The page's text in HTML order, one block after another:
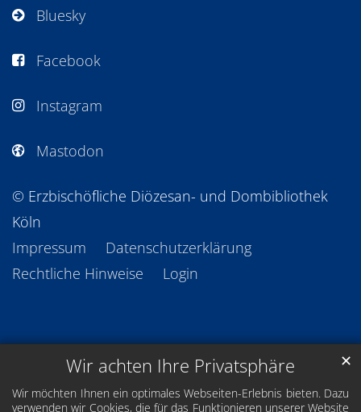
Wir achten Ihre Privatsphäre
Wir möchten Ihnen ein optimales Webseiten-Erlebnis bieten. Dazu
verwenden wir Cookies, die für das Funktionieren unserer Website
✕
Bluesky
Facebook
Instagram
Mastodon
© Erzbischöfliche Diözesan- und Dombibliothek
Köln
Impressum
Datenschutzerklärung
Rechtliche Hinweise
Login